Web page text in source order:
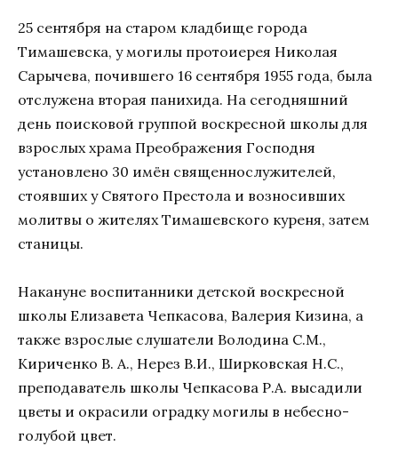
25 сентября на старом кладбище города
Тимашевска, у могилы протоиерея Николая
Сарычева, почившего 16 сентября 1955 года, была
отслужена вторая панихида. На сегодняшний
день поисковой группой воскресной школы для
взрослых храма Преображения Господня
установлено 30 имён священнослужителей,
стоявших у Святого Престола и возносивших
молитвы о жителях Тимашевского куреня, затем
станицы.
Накануне воспитанники детской воскресной
школы Елизавета Чепкасова, Валерия Кизина, а
также взрослые слушатели Володина С.М.,
Кириченко В. А., Нерез В.И., Ширковская Н.С.,
преподаватель школы Чепкасова Р.А. высадили
цветы и окрасили оградку могилы в небесно-
голубой цвет.